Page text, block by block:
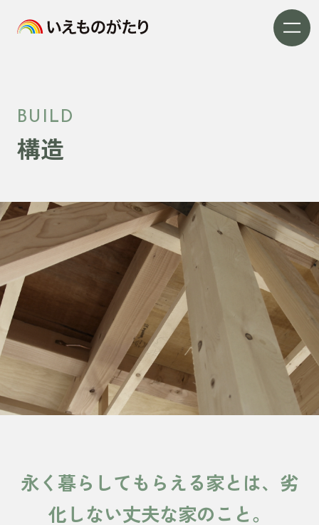
BUILD
構造
永く暮らしてもらえる家とは、劣
化しない丈夫な家のこと。